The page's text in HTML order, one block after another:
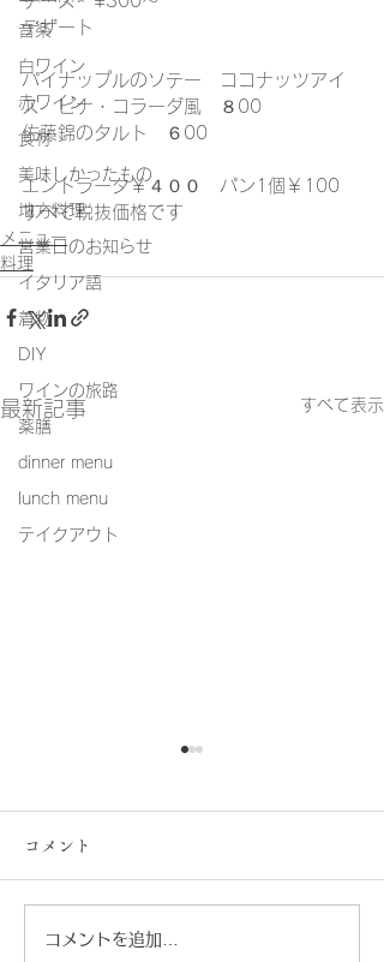
音楽
白ワイン
赤ワイン
食材
美味しかったもの
地方料理
営業日のお知らせ
イタリア語
着物
DIY
ワインの旅路
薬膳
dinner menu
lunch menu
テイクアウト
デザート
パイナップルのソテー　ココナッツアイ
ス　ピナ・コラーダ風　８00
佐藤錦のタルト　６00
エントラータ￥４００　パン1個￥100
すべて税抜価格です
メニュー
料理
最新記事 すべて表示
コメント
コメントを追加…